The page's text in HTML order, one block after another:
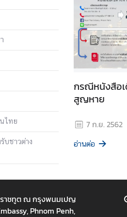
ไทย
บชาวต่าง
กรณีหนังสือ
สูญหาย
7 ก.ย. 2562
อ่านต่อ
าชทูต ณ กรุงพนมเปญ
Phnom Penh,